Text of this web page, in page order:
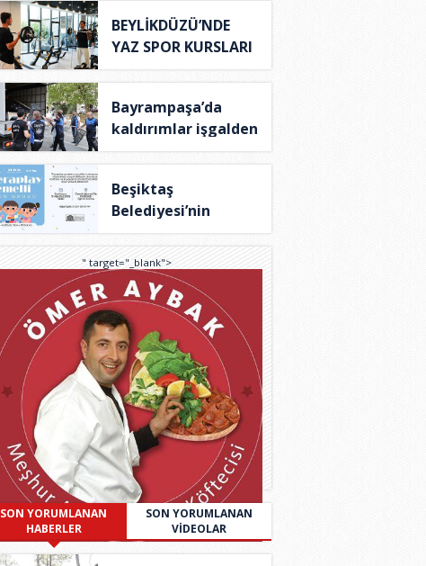
BEYLİKDÜZÜ’NDE
YAZ SPOR KURSLARI
TÜ..
Bayrampaşa’da
kaldırımlar işgalden
..
Beşiktaş
Belediyesi’nin
Theraplay T..
" target="_blank">
SON YORUMLANAN
HABERLER
SON YORUMLANAN
VİDEOLAR